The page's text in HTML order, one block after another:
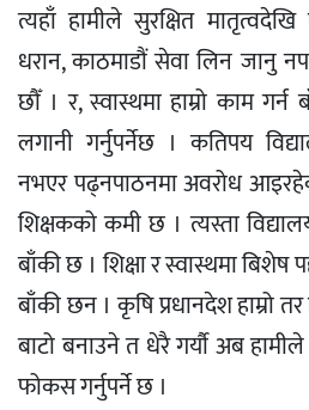
त्यहाँ हामीले सुरक्षित
धरान, काठमाडौं सेवा लिन जानु
छौँ । र, स्वास्थमा हाम्रो काम गर्न
लगानी गर्नुपर्नेछ । कतिपय
नभएर पढ्नपाठनमा अवरोध
शिक्षकको कमी छ । त्यस्ता
बाँकी छ । शिक्षा र स्वास्थमा
बाँकी छन । कृषि प्रधानदेश हाम्रो
बाटो बनाउने त धेरै गर्यौ अब
फोकस गर्नुपर्ने छ ।